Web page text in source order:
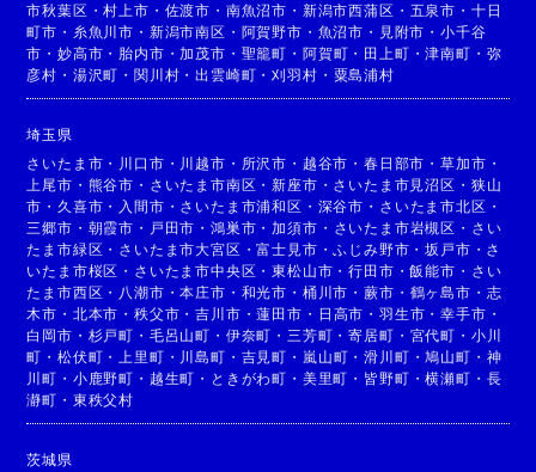
市秋葉区 ・村上市 ・ 佐渡市 ・ 南魚沼市 ・ 新潟市西蒲区 ・ 五泉市 ・ 十日
町市 ・ 糸魚川市 ・ 新潟市南区 ・ 阿賀野市 ・ 魚沼市 ・ 見附市 ・小千谷
市 ・妙高市 ・ 胎内市 ・加茂市 ・ 聖籠町 ・ 阿賀町 ・ 田上町 ・津南町 ・ 弥
彦村 ・ 湯沢町 ・関川村 ・出雲崎町 ・刈羽村 ・ 粟島浦村
埼玉県
さいたま市 ・ 川口市 ・ 川越市 ・ 所沢市 ・ 越谷市 ・春日部市 ・草加市 ・
上尾市 ・ 熊谷市 ・ さいたま市南区 ・新座市 ・ さいたま市見沼区 ・ 狭山
市 ・ 久喜市 ・ 入間市 ・ さいたま市浦和区 ・ 深谷市 ・ さいたま市北区 ・
三郷市 ・ 朝霞市 ・ 戸田市 ・鴻巣市 ・加須市 ・ さいたま市岩槻区 ・ さい
たま市緑区 ・ さいたま市大宮区 ・富士見市 ・ふじみ野市 ・坂戸市 ・ さ
いたま市桜区 ・ さいたま市中央区 ・東松山市 ・行田市 ・飯能市 ・ さい
たま市西区 ・ 八潮市 ・本庄市 ・ 和光市 ・ 桶川市 ・蕨市 ・ 鶴ヶ島市 ・ 志
木市 ・ 北本市 ・秩父市 ・吉川市 ・蓮田市 ・ 日高市 ・ 羽生市 ・幸手市 ・
白岡市 ・ 杉戸町 ・ 毛呂山町 ・ 伊奈町 ・ 三芳町 ・寄居町 ・ 宮代町 ・ 小川
町 ・松伏町 ・ 上里町 ・ 川島町 ・ 吉見町 ・ 嵐山町 ・滑川町 ・鳩山町 ・ 神
川町 ・ 小鹿野町 ・ 越生町 ・ ときがわ町 ・ 美里町 ・ 皆野町 ・横瀬町 ・ 長
瀞町 ・ 東秩父村
茨城県